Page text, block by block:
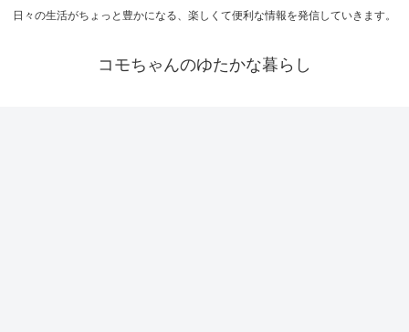
日々の生活がちょっと豊かになる、楽しくて便利な情報を発信していきます。
コモちゃんのゆたかな暮らし